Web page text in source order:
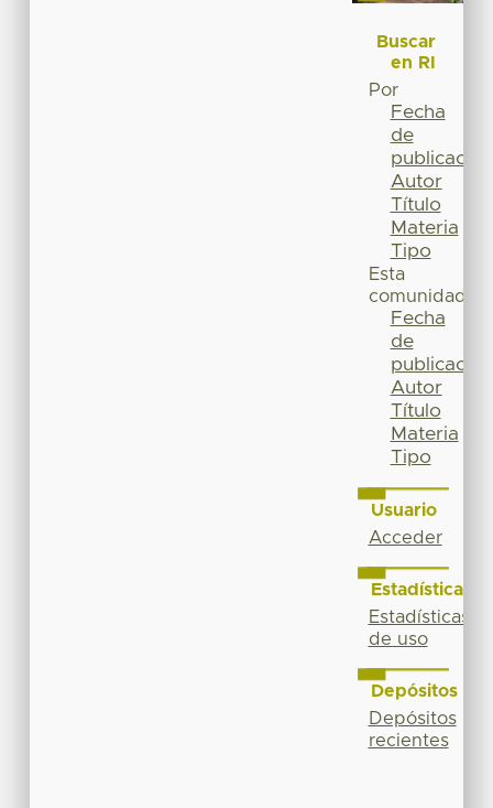
Buscar
en RI
Por
Fecha
de
publicación
Autor
Título
Materia
Tipo
Esta
comunidad
Fecha
de
publicación
Autor
Título
Materia
Tipo
Usuario
Acceder
Estadísticas
Estadísticas
de uso
Depósitos
Depósitos
recientes